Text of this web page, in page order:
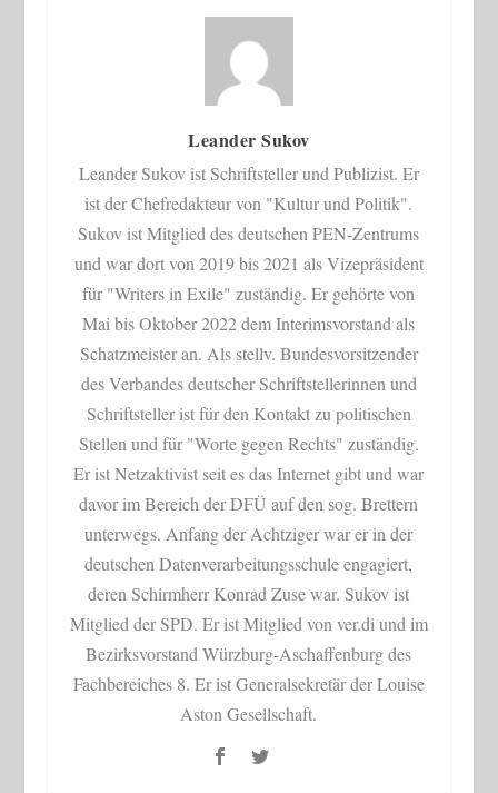
Leander Sukov
Leander Sukov ist Schriftsteller und Publizist. Er
ist der Chefredakteur von "Kultur und Politik".
Sukov ist Mitglied des deutschen PEN-Zentrums
und war dort von 2019 bis 2021 als Vizepräsident
für "Writers in Exile" zuständig. Er gehörte von
Mai bis Oktober 2022 dem Interimsvorstand als
Schatzmeister an. Als stellv. Bundesvorsitzender
des Verbandes deutscher Schriftstellerinnen und
Schriftsteller ist für den Kontakt zu politischen
Stellen und für "Worte gegen Rechts" zuständig.
Er ist Netzaktivist seit es das Internet gibt und war
davor im Bereich der DFÜ auf den sog. Brettern
unterwegs. Anfang der Achtziger war er in der
deutschen Datenverarbeitungsschule engagiert,
deren Schirmherr Konrad Zuse war. Sukov ist
Mitglied der SPD. Er ist Mitglied von ver.di und im
Bezirksvorstand Würzburg-Aschaffenburg des
Fachbereiches 8. Er ist Generalsekretär der Louise
Aston Gesellschaft.